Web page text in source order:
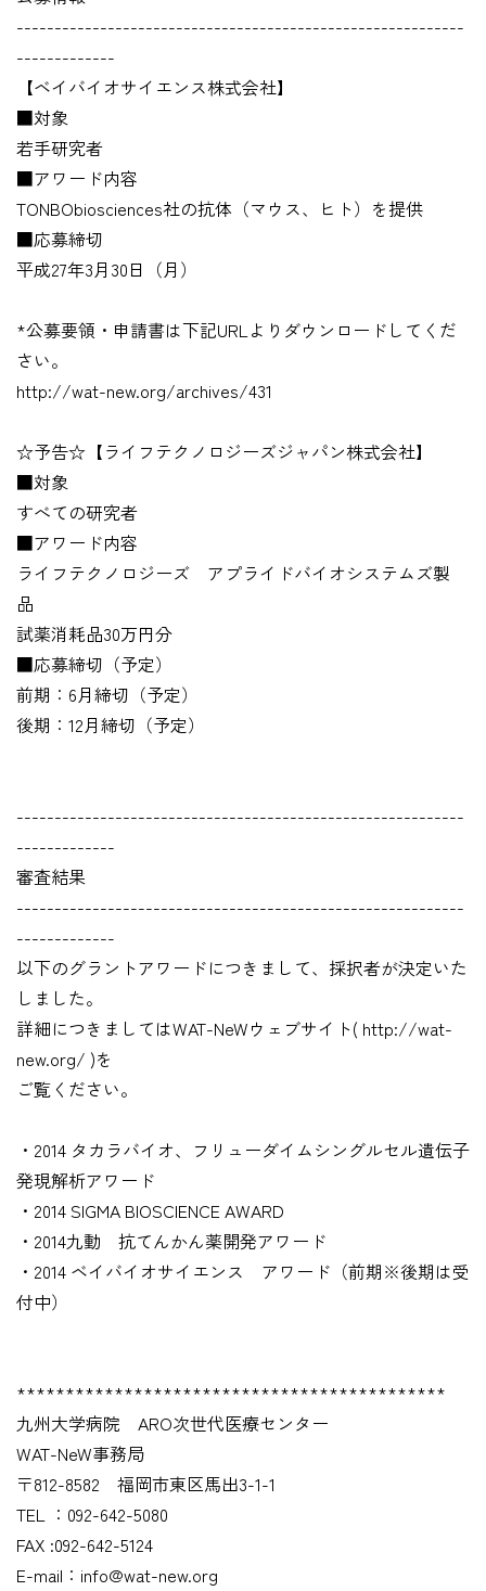
-----------------------------------------------------------
-------------
【ベイバイオサイエンス株式会社】
■対象
若手研究者
■アワード内容
TONBObiosciences社の抗体（マウス、ヒト）を提供
■応募締切
平成27年3月30日（月）
*公募要領・申請書は下記URLよりダウンロードしてくだ
さい。
http://wat-new.org/archives/431
☆予告☆【ライフテクノロジーズジャパン株式会社】
■対象
すべての研究者
■アワード内容
ライフテクノロジーズ アプライドバイオシステムズ製
品
試薬消耗品30万円分
■応募締切（予定）
前期：6月締切（予定）
後期：12月締切（予定）
-----------------------------------------------------------
-------------
審査結果
-----------------------------------------------------------
-------------
以下のグラントアワードにつきまして、採択者が決定いた
しました。
詳細につきましてはWAT-NeWウェブサイト( http://wat-
new.org/ )を
ご覧ください。
・2014 タカラバイオ、フリューダイムシングルセル遺伝子
発現解析アワード
・2014 SIGMA BIOSCIENCE AWARD
・2014九動 抗てんかん薬開発アワード
・2014 ベイバイオサイエンス アワード（前期※後期は受
付中）
********************************************
九州大学病院 ARO次世代医療センター
WAT-NeW事務局
〒812-8582 福岡市東区馬出3-1-1
TEL ：092-642-5080
FAX :092-642-5124
E-mail：info@wat-new.org